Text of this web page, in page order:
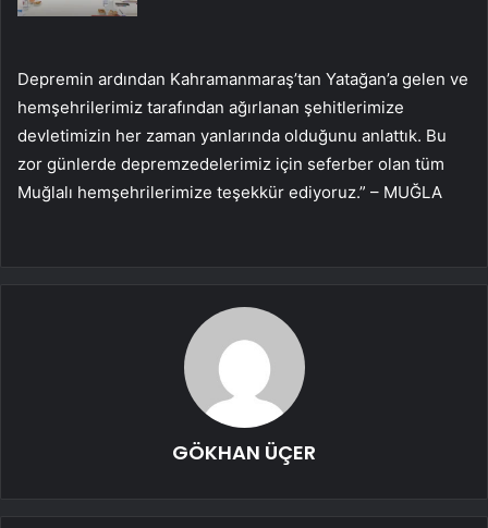
Depremin ardından Kahramanmaraş’tan Yatağan’a gelen ve
hemşehrilerimiz tarafından ağırlanan şehitlerimize
devletimizin her zaman yanlarında olduğunu anlattık. Bu
zor günlerde depremzedelerimiz için seferber olan tüm
Muğlalı hemşehrilerimize teşekkür ediyoruz.” – MUĞLA
GÖKHAN ÜÇER